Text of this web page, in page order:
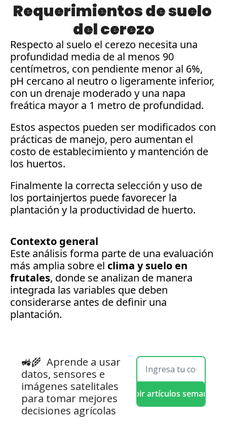
Requerimientos de suelo
del cerezo
Respecto al suelo el cerezo necesita una
profundidad media de al menos 90
centímetros, con pendiente menor al 6%,
pH cercano al neutro o ligeramente inferior,
con un drenaje moderado y una napa
freática mayor a 1 metro de profundidad.
Estos aspectos pueden ser modificados con
prácticas de manejo, pero aumentan el
costo de establecimiento y mantención de
los huertos.
Finalmente la correcta selección y uso de
los portainjertos puede favorecer la
plantación y la productividad de huerto.
Contexto general
Este análisis forma parte de una evaluación
más amplia sobre el clima y suelo en
frutales, donde se analizan de manera
integrada las variables que deben
considerarse antes de definir una
plantación.
🚜🌾 Aprende a usar
datos, sensores e
imágenes satelitales
para tomar mejores
decisiones agrícolas
Recibir artículos semanales